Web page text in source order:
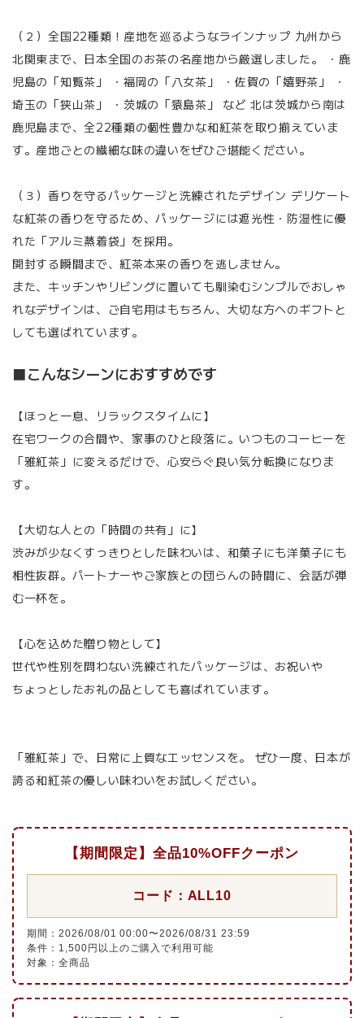
（２）全国22種類！産地を巡るようなラインナップ 九州から
北関東まで、日本全国のお茶の名産地から厳選しました。 ・鹿
児島の「知覧茶」 ・福岡の「八女茶」 ・佐賀の「嬉野茶」 ・
埼玉の「狭山茶」 ・茨城の「猿島茶」 など 北は茨城から南は
鹿児島まで、全22種類の個性豊かな和紅茶を取り揃えていま
す。産地ごとの繊細な味の違いをぜひご堪能ください。
（３）香りを守るパッケージと洗練されたデザイン デリケート
な紅茶の香りを守るため、パッケージには遮光性・防湿性に優
れた「アルミ蒸着袋」を採用。
開封する瞬間まで、紅茶本来の香りを逃しません。
また、キッチンやリビングに置いても馴染むシンプルでおしゃ
れなデザインは、ご自宅用はもちろん、大切な方へのギフトと
しても選ばれています。
■こんなシーンにおすすめです
【ほっと一息、リラックスタイムに】
在宅ワークの合間や、家事のひと段落に。いつものコーヒーを
「雅紅茶」に変えるだけで、心安らぐ良い気分転換になりま
す。
【大切な人との「時間の共有」に】
渋みが少なくすっきりとした味わいは、和菓子にも洋菓子にも
相性抜群。パートナーやご家族との団らんの時間に、会話が弾
む一杯を。
【心を込めた贈り物として】
世代や性別を問わない洗練されたパッケージは、お祝いや
ちょっとしたお礼の品としても喜ばれています。
「雅紅茶」で、日常に上質なエッセンスを。 ぜひ一度、日本が
誇る和紅茶の優しい味わいをお試しください。
【期間限定】全品10%OFFクーポン
コード：ALL10
期間：2026/08/01 00:00〜2026/08/31 23:59
条件：1,500円以上のご購入で利用可能
対象：全商品